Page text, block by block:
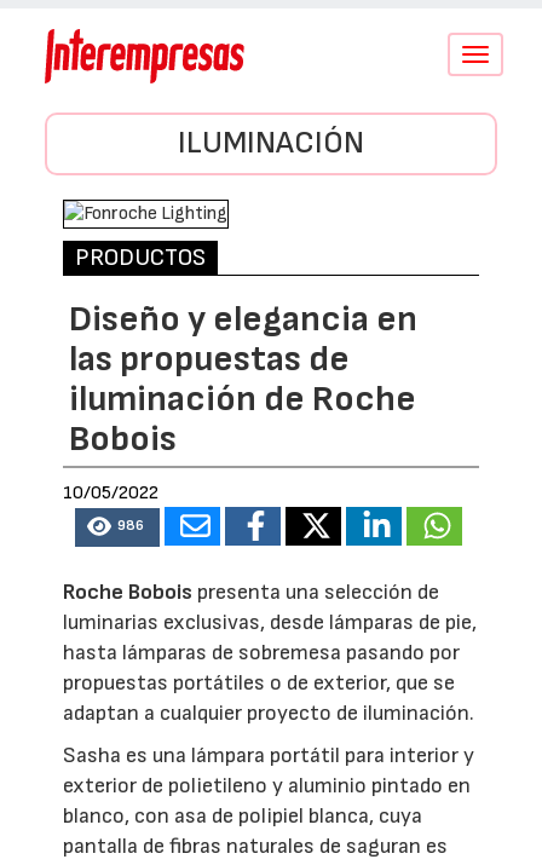
Conmutar
ILUMINACIÓN
PRODUCTOS
Diseño y elegancia en
las propuestas de
iluminación de Roche
Bobois
10/05/2022
986
Roche Bobois presenta una selección de
luminarias exclusivas, desde lámparas de pie,
hasta lámparas de sobremesa pasando por
propuestas portátiles o de exterior, que se
adaptan a cualquier proyecto de iluminación.
Sasha es una lámpara portátil para interior y
exterior de polietileno y aluminio pintado en
blanco, con asa de polipiel blanca, cuya
pantalla de fibras naturales de saguran es